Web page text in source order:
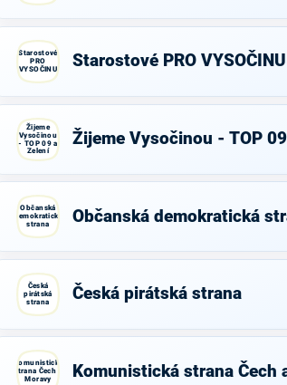
Starostové
PRO
VYSOČINU
Starostové PRO VYSOČINU
Žijeme
Vysočinou
- TOP 09 a
Zelení
Žijeme Vysočinou - TOP
Občanská
demokratická
strana
Občanská demokratická
Česká
pirátská
strana
Česká pirátská strana
Komunistická
strana Čech a
Moravy
Komunistická strana Čech